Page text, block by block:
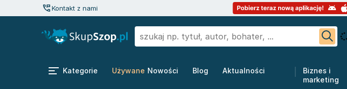
Kontakt z nami
Kategorie Używane Nowości Blog Aktualności
Biznes i
marketing